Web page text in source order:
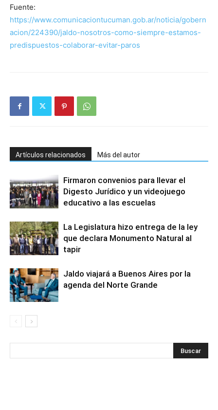
Fuente:
https://www.comunicaciontucuman.gob.ar/noticia/gobern
acion/224390/jaldo-nosotros-como-siempre-estamos-
predispuestos-colaborar-evitar-paros
Artículos relacionados Más del autor
Firmaron convenios para llevar el
Digesto Jurídico y un videojuego
educativo a las escuelas
La Legislatura hizo entrega de la ley
que declara Monumento Natural al
tapir
Jaldo viajará a Buenos Aires por la
agenda del Norte Grande